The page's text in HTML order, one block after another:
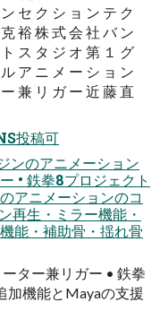
セ ク シ ョ ン テ ク
裕 株 式 会 社 バ ン
ス タ ジ オ 第 １ グ
ア ニ メ ー シ ョ ン
兼 リ ガ ー 近 藤 直
投稿可
ンのアニメーション
• 鉄拳8プロジェクト
アニメーションのコ
再生・ミラー機能・
能・補助骨・揺れ骨
ター兼リガー • 鉄拳
加機能とMayaの支援